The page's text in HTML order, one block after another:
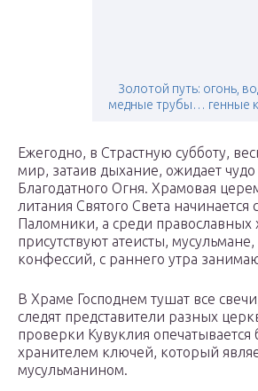
Золотой путь: огонь,
медные трубы… генные
Ежегодно, в Страстную субботу,
мир, затаив дыхание, ожидает
Благодатного Огня. Храмовая
литания Святого Света начинается
Паломники, а среди православных
присутствуют атеисты,
конфессий, с раннего утра
В Храме Господнем тушат все
следят представители разных
проверки Кувуклия
хранителем ключей, который
мусульманином.